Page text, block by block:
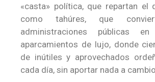
«casta» política, que repartan el
como tahúres, que
administraciones públicas en
aparcamientos de lujo, donde
de inútiles y aprovechados
cada día, sin aportar nada a cambio.